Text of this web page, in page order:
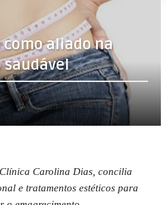
aliado na
saudável
Carolina Dias, concilia
e tratamentos estéticos para